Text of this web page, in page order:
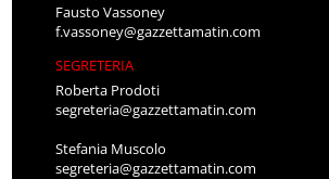
Fausto Vassoney
f.vassoney@gazzettamatin.com
SEGRETERIA
Roberta Prodoti
segreteria@gazzettamatin.com
Stefania Muscolo
segreteria@gazzettamatin.com